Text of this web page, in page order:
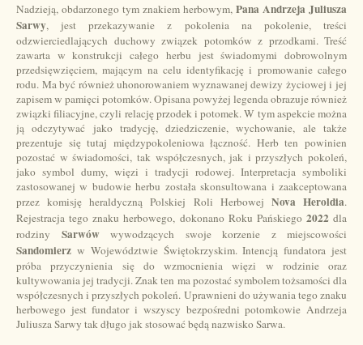
Nadzieją, obdarzonego tym znakiem herbowym, Pana Andrzeja Juliusza
Sarwy, jest przekazywanie z pokolenia na pokolenie, treści
odzwierciedlających duchowy związek potomków z przodkami. Treść
zawarta w konstrukcji całego herbu jest świadomymi dobrowolnym
przedsięwzięciem, mającym na celu identyfikację i promowanie całego
rodu. Ma być również uhonorowaniem wyznawanej dewizy życiowej i jej
zapisem w pamięci potomków. Opisana powyżej legenda obrazuje również
związki filiacyjne, czyli relację przodek i potomek. W tym aspekcie można
ją odczytywać jako tradycję, dziedziczenie, wychowanie, ale także
prezentuje się tutaj międzypokoleniowa łączność. Herb ten powinien
pozostać w świadomości, tak współczesnych, jak i przyszłych pokoleń,
jako symbol dumy, więzi i tradycji rodowej. Interpretacja symboliki
zastosowanej w budowie herbu została skonsultowana i zaakceptowana
przez komisję heraldyczną Polskiej Roli Herbowej Nova Heroldia.
Rejestracja tego znaku herbowego, dokonano Roku Pańskiego 2022 dla
rodziny Sarwów wywodzących swoje korzenie z miejscowości
Sandomierz w Województwie Świętokrzyskim. Intencją fundatora jest
próba przyczynienia się do wzmocnienia więzi w rodzinie oraz
kultywowania jej tradycji. Znak ten ma pozostać symbolem tożsamości dla
współczesnych i przyszłych pokoleń. Uprawnieni do używania tego znaku
herbowego jest fundator i wszyscy bezpośredni potomkowie Andrzeja
Juliusza Sarwy tak długo jak stosować będą nazwisko Sarwa.